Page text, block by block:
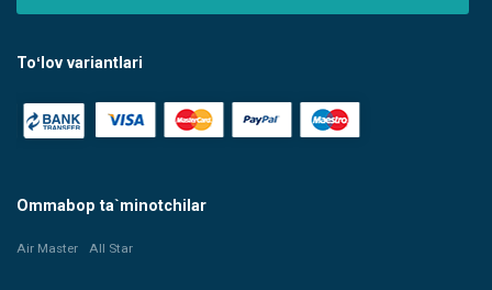
Toʻlov variantlari
Ommabop ta`minotchilar
Air Master All Star